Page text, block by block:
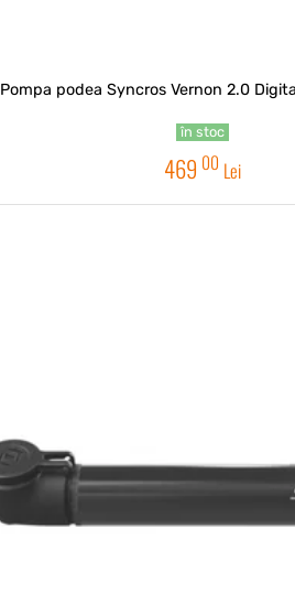
Pompa podea Syncros Vernon 2.0
în stoc
469 00 Lei